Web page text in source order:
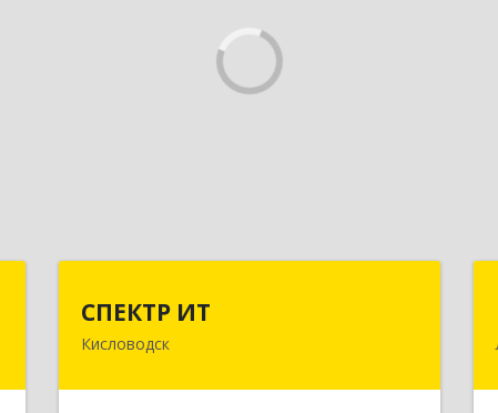
СПЕКТР ИТ
Кисловодск357736, Ставропольский край,